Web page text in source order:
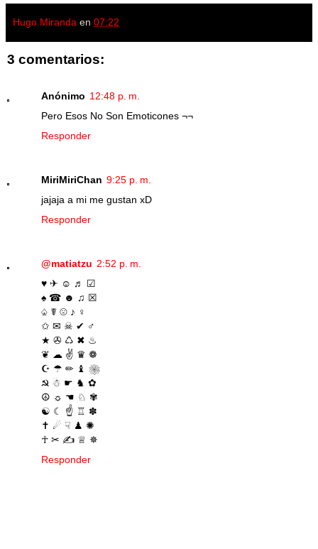
Hugo Miranda en 07:22
3 comentarios:
Anónimo 12:48 p. m.
Pero Esos No Son Emoticones ¬¬
Responder
MiriMiriChan 9:25 p. m.
jajaja a mi me gustan xD
Responder
@matiatzu 2:52 p. m.
♥ ✈ ☺ ♬ ☑
♠ ☎ ☻ ♫ ☒
♤ ☤ ☹ ♪ ♀
✩ ✉ ☠ ✔ ♂
★ ✇ ♺ ✖ ♨
❦ ☁ ✌ ♛ ❁
☪ ☂ ✏ ♝ ❀
☭ ☃ ☛ ♞ ✿
☮ ☼ ☚ ♘ ✾
☯ ☾ ☝ ♖ ✽
✝ ☄ ☟ ♟ ✺
☥ ✂ ✍ ♕ ✵
Responder